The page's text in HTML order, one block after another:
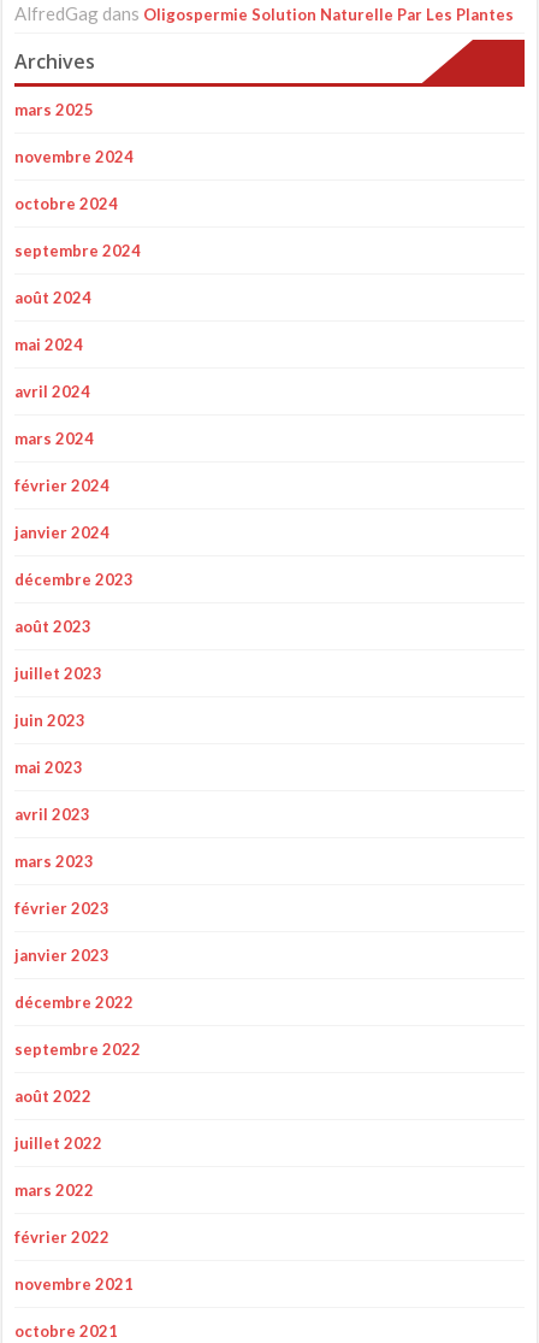
AlfredGag dans Oligospermie Solution Naturelle Par Les Plantes
Archives
mars 2025
novembre 2024
octobre 2024
septembre 2024
août 2024
mai 2024
avril 2024
mars 2024
février 2024
janvier 2024
décembre 2023
août 2023
juillet 2023
juin 2023
mai 2023
avril 2023
mars 2023
février 2023
janvier 2023
décembre 2022
septembre 2022
août 2022
juillet 2022
mars 2022
février 2022
novembre 2021
octobre 2021